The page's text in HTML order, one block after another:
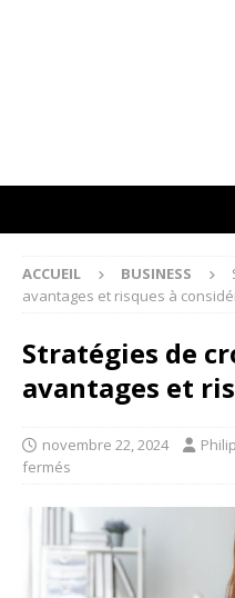
ACCUEIL BUSINESS
avantages et risques à
Stratégies de
avantages et
novembre 22, 2024
fermés